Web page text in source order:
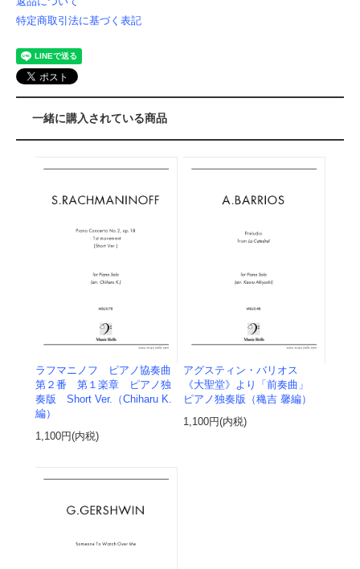
特定商取引法に基づく表記
一緒に購入されている商品
ラフマニノフ ピアノ協奏曲
第２番 第１楽章 ピアノ独
奏版 Short Ver.（Chiharu K.
編）
1,100円(内税)
アグスティン・バリオス
《大聖堂》より「前奏曲」
ピアノ独奏版（穐吉 馨編）
1,100円(内税)